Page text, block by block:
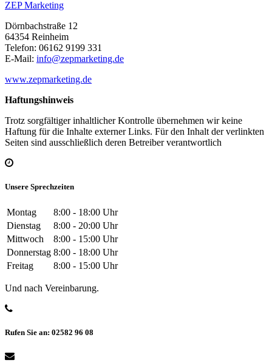
ZEP Marketing
Dörnbachstraße 12
64354 Reinheim
Telefon: 06162 9199 331
E-Mail: info@zepmarketing.de
www.zepmarketing.de
Haftungshinweis
Trotz sorgfältiger inhaltlicher Kontrolle übernehmen wir keine
Haftung für die Inhalte externer Links. Für den Inhalt der verlinkten
Seiten sind ausschließlich deren Betreiber verantwortlich
Unsere Sprechzeiten
Montag
8:00 - 18:00 Uhr
Dienstag
8:00 - 20:00 Uhr
Mittwoch
8:00 - 15:00 Uhr
Donnerstag 8:00 - 18:00 Uhr
Freitag
8:00 - 15:00 Uhr
Und nach Vereinbarung.
Rufen Sie an: 02582 96 08